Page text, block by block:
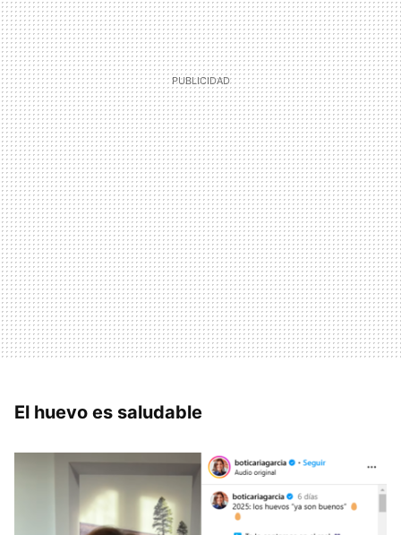
El huevo es saludable